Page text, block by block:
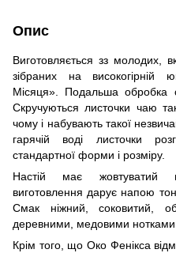
Опис
Виготовляється зз молодих,
зібраних на високогірній
Місяця». Подальша обробка
Скручуються листочки чаю
чому і набувають такої
гарячій воді листочки
стандартної форми і розміру.
Настій має жовтуватий
виготовлення дарує напою
Смак ніжний, соковитий,
деревними, медовими нотками
Крім того, що Око Фенікса